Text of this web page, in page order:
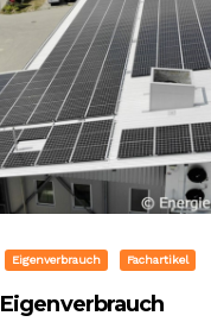
Eigenverbrauch Fachartikel